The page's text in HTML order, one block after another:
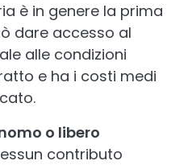
è in genere la prima
dare accesso al
alle condizioni
e ha i costi medi
o libero
contributo